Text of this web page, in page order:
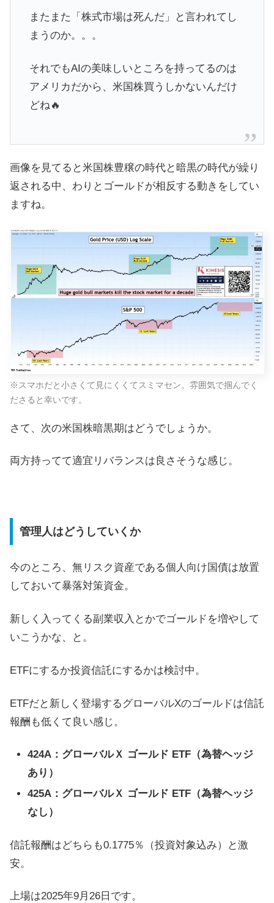
またまた「株式市場は死んだ」と言われてし
まうのか。。。
それでもAIの美味しいところを持ってるのは
アメリカだから、米国株買うしかないんだけ
どね🔥
画像を見てると米国株豊穣の時代と暗黒の時代が繰り
返される中、わりとゴールドが相反する動きをしてい
ますね。
※スマホだと小さくて見にくくてスミマセン。雰囲気で掴んでく
ださると幸いです。
さて、次の米国株暗黒期はどうでしょうか。
両方持ってて適宜リバランスは良さそうな感じ。
管理人はどうしていくか
今のところ、無リスク資産である個人向け国債は放置
しておいて暴落対策資金。
新しく入ってくる副業収入とかでゴールドを増やして
いこうかな、と。
ETFにするか投資信託にするかは検討中。
ETFだと新しく登場するグローバルXのゴールドは信託
報酬も低くて良い感じ。
424A：グローバルＸ ゴールド ETF（為替ヘッジ
あり）
425A：グローバルＸ ゴールド ETF（為替ヘッジ
なし）
信託報酬はどちらも0.1775％（投資対象込み）と激
安。
上場は2025年9月26日です。